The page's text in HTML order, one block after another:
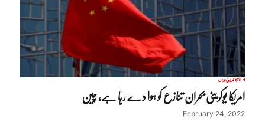
تازہ ترینروس
امریکا یوکرینی بحران تنازع کو ہوا دے رہا ہے، چین
February 24, 2022